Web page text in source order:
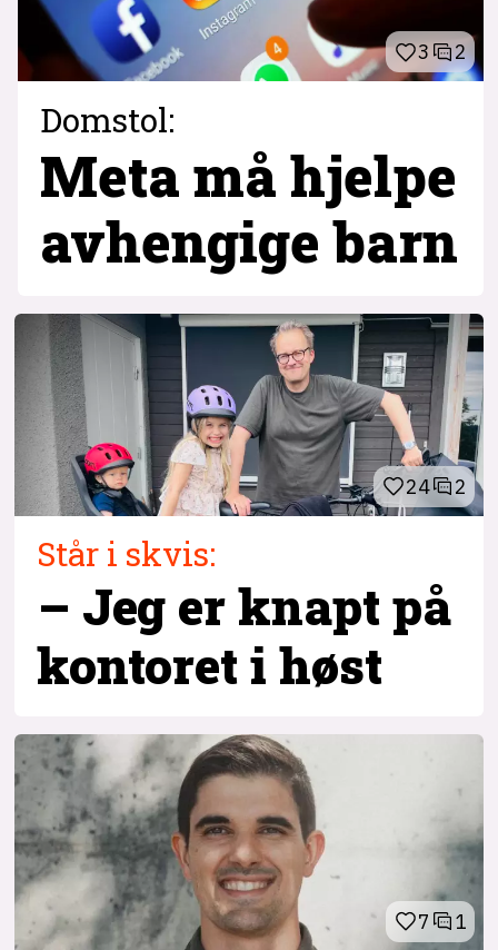
3 2
Domstol:
Meta må hjelpe
avhengige barn
24 2
Står i skvis:
– Jeg er knapt på
kontoret i høst
7 1